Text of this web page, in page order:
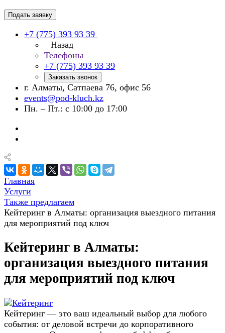
Подать заявку
+7 (775) 393 93 39
Назад
Телефоны
+7 (775) 393 93 39
Заказать звонок
г. Алматы, Сатпаева 76, офис 56
events@pod-kluch.kz
Пн. – Пт.: с 10:00 до 17:00
Главная
Услуги
Также предлагаем
Кейтеринг в Алматы: организация выездного питания
для мероприятий под ключ
Кейтеринг в Алматы:
организация выездного питания
для мероприятий под ключ
Кейтеринг — это ваш идеальный выбор для любого
события: от деловой встречи до корпоративного